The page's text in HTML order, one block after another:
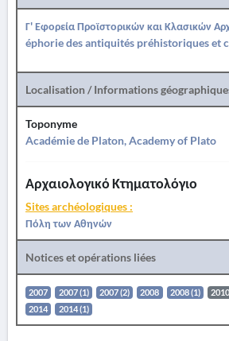
Γ' Εφορεία Προϊστορικών και Κλασικών
éphorie des antiquités préhistoriques et
Localisation / Informations
Toponyme
Académie de Platon, Academy of Plato
Αρχαιολογικό Κτηματολόγιο
Sites archéologiques :
Πόλη των Αθηνών
Notices et opérations liées
2007 2007 (1) 2007 (2) 2008 2008 (1) 2010
2014
2014 (1)